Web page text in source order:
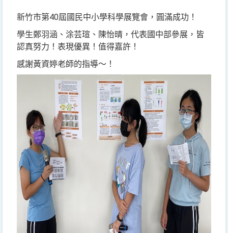
新竹市第40屆國民中小學科學展覽會，圓滿成功！
學生鄭羽涵、涂芸瑄、陳怡晴，代表國中部參展，皆
認真努力！表現優異！值得嘉許！
感謝黃資婷老師的指導～！